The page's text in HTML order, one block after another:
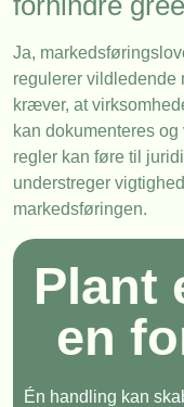
Ja,
regulerer vildledende
kræver, at
kan dokumenteres
regler kan føre til
understreger
markedsføringen.
Plant
en
Én handling kan